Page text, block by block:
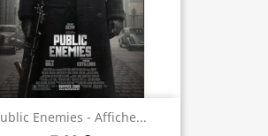
Enemies - Affiche...